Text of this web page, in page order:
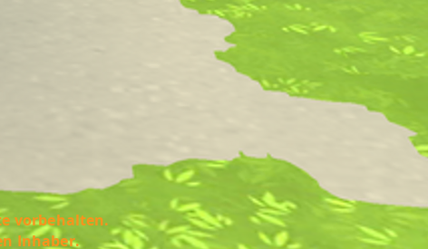
vorbehalten.
Inhaber.